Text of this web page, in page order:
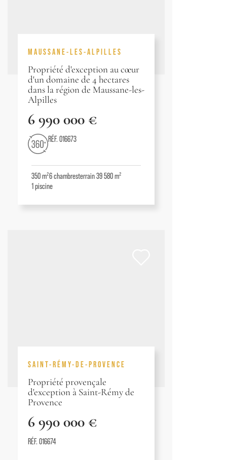
MAUSSANE-LES-ALPILLES
Propriété d'exception au cœur
d'un domaine de 4 hectares
dans la région de Maussane-les-
Alpilles
6 990 000 €
RÉF. 016673
350 m²6chambresterrain 39 580 m²
1piscine
SAINT-RÉMY-DE-PROVENCE
Propriété provençale
d'exception à Saint-Rémy de
Provence
6 990 000 €
RÉF. 016674